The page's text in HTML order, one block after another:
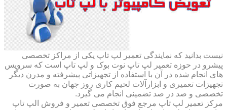
نیست بدانید که نمایندگی تعمیر لپ تاپ یکی از مراکز تخصصی
پیشرو در حوزه تعمیر لپ تاپ نوت بوک و لپ تاپ است که سرویس
های انجام شده در آن با استفاده از تجهیزاتی پیشرفته و مدرن دیگر
تجهیزات تعمیری و ابزارآلات لحیم کاری روز جهان به صورت
تخصصی و صد در صد تضمینی انجام می گیرد.
مرکز تعمیر لپ تاپ مرجع فوق تخصصی تعمیر و فروش الپ تاپ